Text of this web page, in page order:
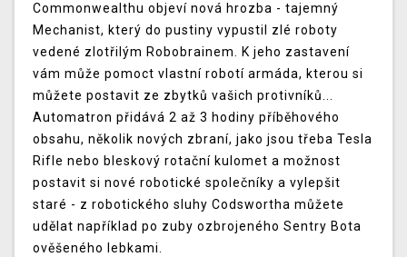
Commonwealthu objeví nová hrozba - tajemný
Mechanist, který do pustiny vypustil zlé roboty
vedené zlotřilým Robobrainem. K jeho zastavení
vám může pomoct vlastní robotí armáda, kterou si
můžete postavit ze zbytků vašich protivníků...
Automatron přidává 2 až 3 hodiny příběhového
obsahu, několik nových zbraní, jako jsou třeba Tesla
Rifle nebo bleskový rotační kulomet a možnost
postavit si nové robotické společníky a vylepšit
staré - z robotického sluhy Codswortha můžete
udělat například po zuby ozbrojeného Sentry Bota
ověšeného lebkami.